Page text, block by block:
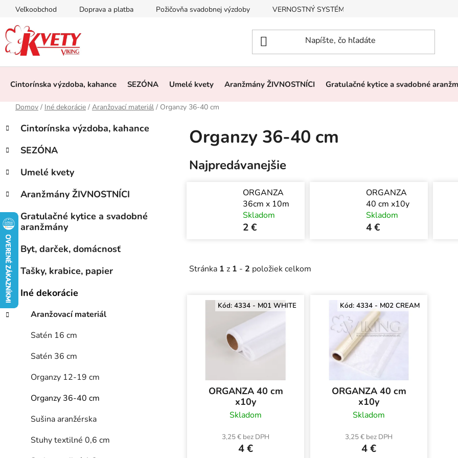
Prejsť
obsah
Veľkoobchod Doprava a platba Požičovňa svadobnej výzdoby VERNOSTNÝ SYSTÉM, ZĽAVY
Cintorínska výzdoba, kahance SEZÓNA Umelé kvety Aranžmány ŽIVNOSTNÍCI Gratulačné kytice a svadobné
Domov / Iné dekorácie / Aranžovací materiál / Organzy 36-40 cm
B
č
ý
p
n
e
l
Preskočiť
kategórie
K
a
t
e
g
ó
r
i
e
Cintorínska výzdoba, kahance
SEZÓNA
Umelé kvety
Aranžmány ŽIVNOSTNÍCI
Gratulačné kytice a svadobné
aranžmány
Byt, darček, domácnosť
Tašky, krabice, papier
Iné dekorácie
Aranžovací materiál
Satén 16 cm
Satén 36 cm
Organzy 12-19 cm
Organzy 36-40 cm
Sušina aranžérska
Stuhy textilné 0,6 cm
Organzy 36-40 cm
Najpredávanejšie
ORGANZA
36cm x 10m
Skladom
2 €
ORGANZA
40 cm x10y
Skladom
4 €
Stránka 1 z 1 - 2 položiek celkom
ORGANZA 40 cm
x10y
Skladom
3,25 € bez DPH
4 €
Kód: 4334 - M01 WHITE
ORGANZA 40 cm
x10y
Skladom
3,25 € bez DPH
4 €
Kód: 4334 - M02 CREAM